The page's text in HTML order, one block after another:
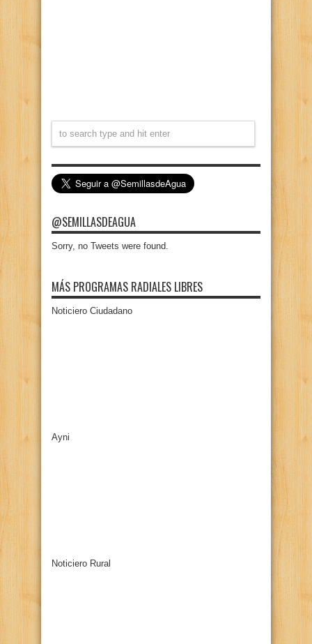
@SEMILLASDEAGUA
Sorry, no Tweets were found.
MÁS PROGRAMAS RADIALES LIBRES
Noticiero Ciudadano
Ayni
Noticiero Rural